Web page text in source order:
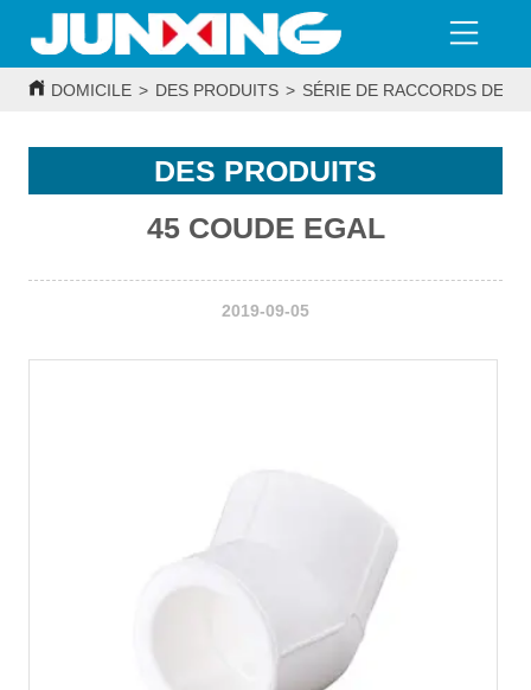
DOMICILE > DES PRODUITS > SÉRIE DE RACCORDS DE
DES PRODUITS
45 COUDE EGAL
2019-09-05